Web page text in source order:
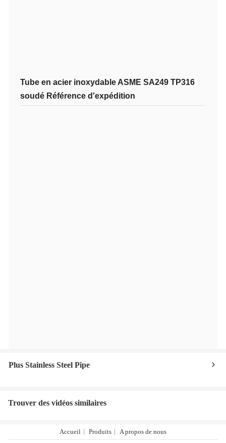
Tube en acier inoxydable ASME SA249 TP316
soudé Référence d'expédition
Plus Stainless Steel Pipe
Trouver des vidéos similaires
Accueil Produits A propos de nous